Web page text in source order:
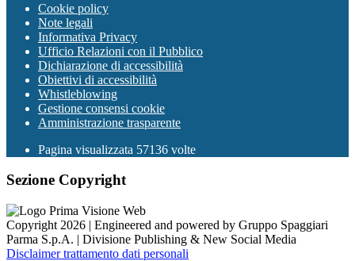
Cookie policy
Note legali
Informativa Privacy
Ufficio Relazioni con il Pubblico
Dichiarazione di accessibilità
Obiettivi di accessibilità
Whistleblowing
Gestione consensi cookie
Amministrazione trasparente
Pagina visualizzata 57136 volte
Sezione Copyright
Copyright 2026 | Engineered and powered by Gruppo Spaggiari
Parma S.p.A. | Divisione Publishing & New Social Media
Disclaimer trattamento dati personali